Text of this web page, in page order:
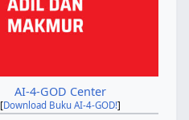
AI-4-GOD Center
[Download Buku AI-4-GOD!]